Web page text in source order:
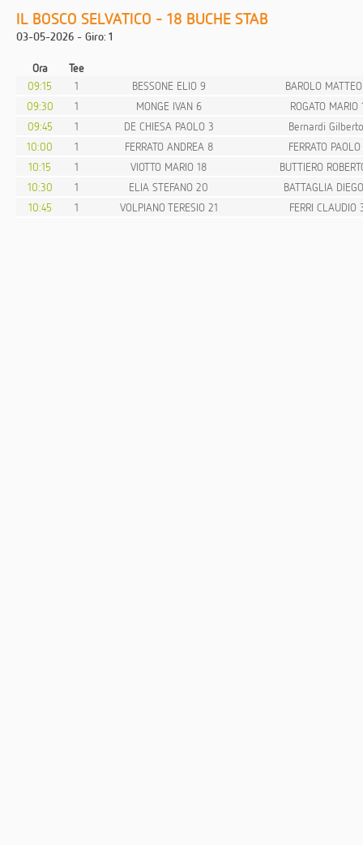
IL BOSCO SELVATICO - 18 BUCHE STAB
03-05-2026 - Giro: 1
Ora
Tee
09:15
1 BESSONE ELIO 9
BAROLO
09:30
1 MONGE IVAN 6
ROGATO MARIO
09:45
1 DE CHIESA PAOLO 3
Bernardi
10:00
1 FERRATO ANDREA 8
FERRATO
10:15
1 VIOTTO MARIO 18
BUTTIERO
10:30
1 ELIA STEFANO 20
BATTAGLIA
10:45
1 VOLPIANO TERESIO 21 FERRI CLAUDIO